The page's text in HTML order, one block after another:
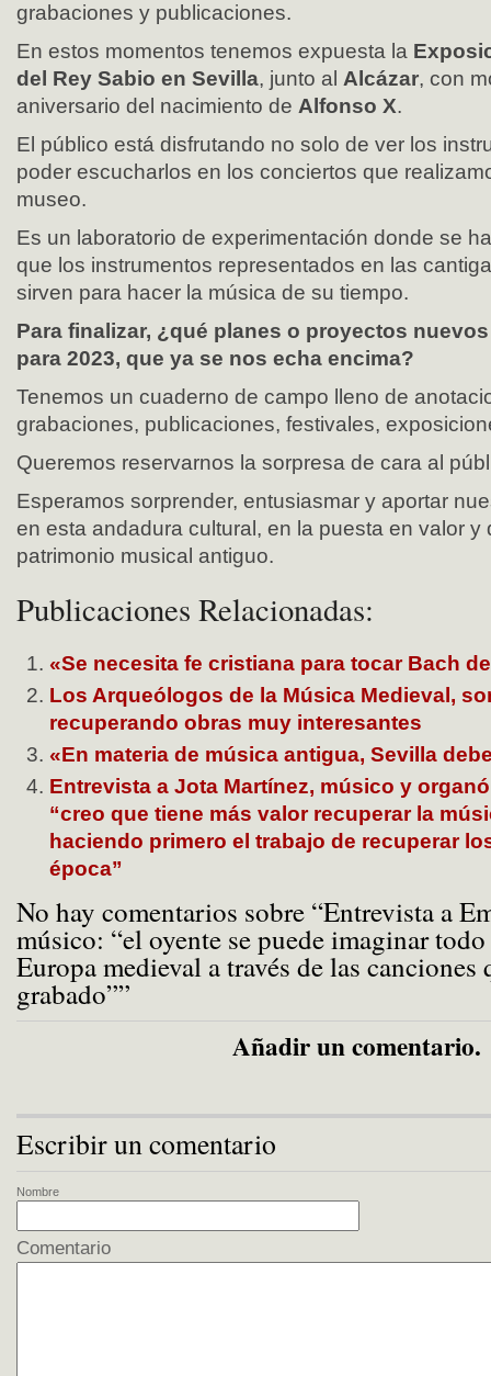
grabaciones y publicaciones.
En estos momentos tenemos expuesta la
del Rey Sabio en Sevilla, junto al Alcázar, con
aniversario del nacimiento de Alfonso X.
El público está disfrutando no solo de ver los
poder escucharlos en los conciertos que
museo.
Es un laboratorio de experimentación donde se
que los instrumentos representados en las
sirven para hacer la música de su tiempo.
Para finalizar, ¿qué planes o proyectos
para 2023, que ya se nos echa encima?
Tenemos un cuaderno de campo lleno de
grabaciones, publicaciones, festivales,
Queremos reservarnos la sorpresa de cara al
Esperamos sorprender, entusiasmar y aportar
en esta andadura cultural, en la puesta en valor y
patrimonio musical antiguo.
Publicaciones Relacionadas:
«Se necesita fe cristiana para tocar Bach
Los Arqueólogos de la Música Medieval,
recuperando obras muy interesantes
«En materia de música antigua, Sevilla
Entrevista a Jota Martínez, músico y
“creo que tiene más valor recuperar la
haciendo primero el trabajo de recuperar
época”
No hay comentarios sobre “Entrevista a
músico: “el oyente se puede imaginar
Europa medieval a través de las canciones
grabado””
Añadir un comentario.
Escribir un comentario
Nombre
Comentario